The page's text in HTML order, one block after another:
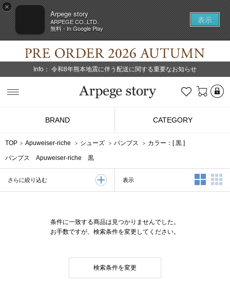
×
Arpege story
ARPEGE CO.,LTD.
無料 - In Google Play
表示
Info： 令和8年熊本地震に伴う配送に関する重要なお知らせ
お気に入り
BRAND CATEGORY
TOP Apuweiser-riche シューズ パンプス カラー：[黒 ]
パンプス Apuweiser-riche 黒
さらに絞り込む 表示 2列表示
条件に一致する商品は見つかりませんでした。
お手数ですが、検索条件を変更してください。
検索条件を変更